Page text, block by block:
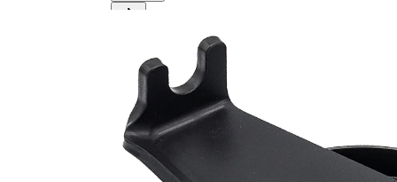
Informații despre
produs
Proprietate
Valoare
Diametru
93,5
mm
Latime
26,3